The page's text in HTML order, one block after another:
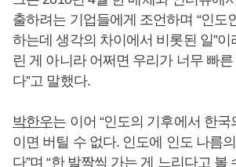
출하려는 기업들에게 조언하며 “인도
하는데 생각의 차이에서 비롯된 일”이
린 게 아니라 어쩌면 우리가 너무 빠
다”고 말했다.
박한우는 이어 “인도의 기후에서 한
이면 버틸 수 없다. 인도에 인도 나름
다”며 “한 발짝씩 가는 게 느리다고 볼